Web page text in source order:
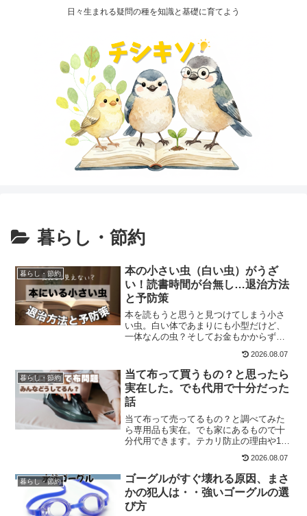
日々生まれる疑問の種を知識と基礎に育てよう
暮らし・節約
暮らし・節約
本の小さい虫（白い虫）がうざ
い！読書時間が台無し…退治方法
と予防策
本を読もうと思うと見つけてしまう小さ
い虫。白い体であまりにも小型だけど、
一体なんの虫？そしてお金もかからず手
小さい白い虫が繁殖しないための予防方
法も！
2026.08.07
暮らし・節約
当て布って買うもの？と思ったら
実在した。でも代用で十分だった
話
当て布って売ってるもの？と調べてみた
ら専用品も実在。でも家にあるもので十
分代用できます。テカリ防止の理由や100
2026.08.07
暮らし・節約
ゴーグルがすぐ壊れる原因、まさ
かの犯人は・・強いゴーグルの選
び方